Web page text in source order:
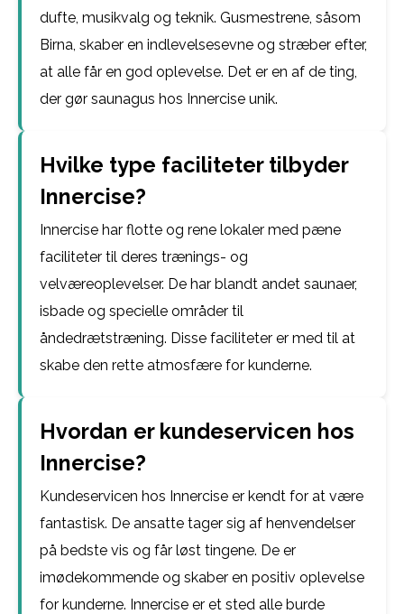
dufte, musikvalg og teknik. Gusmestrene, såsom
Birna, skaber en indlevelsesevne og stræber efter,
at alle får en god oplevelse. Det er en af de ting,
der gør saunagus hos Innercise unik.
Hvilke type faciliteter tilbyder
Innercise?
Innercise har flotte og rene lokaler med pæne
faciliteter til deres trænings- og
velværeoplevelser. De har blandt andet saunaer,
isbade og specielle områder til
åndedrætstræning. Disse faciliteter er med til at
skabe den rette atmosfære for kunderne.
Hvordan er kundeservicen hos
Innercise?
Kundeservicen hos Innercise er kendt for at være
fantastisk. De ansatte tager sig af henvendelser
på bedste vis og får løst tingene. De er
imødekommende og skaber en positiv oplevelse
for kunderne. Innercise er et sted alle burde